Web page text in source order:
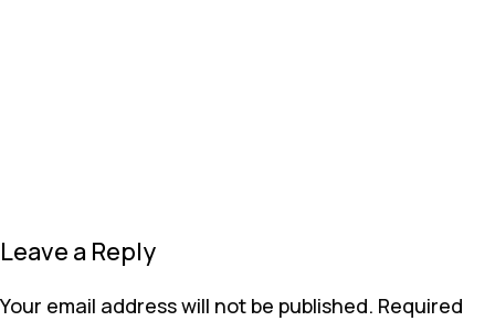
Leave a Reply
Your email address will not be published. Required